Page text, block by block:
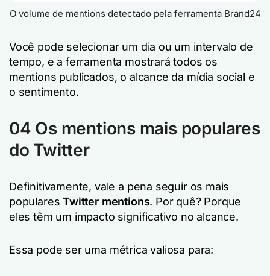
O volume de mentions detectado pela ferramenta Brand24
Você pode selecionar um dia ou um intervalo de
tempo, e a ferramenta mostrará todos os
mentions publicados, o alcance da mídia social e
o sentimento.
04 Os mentions mais populares
do Twitter
Definitivamente, vale a pena seguir os mais
popularesTwitter mentions. Por quê? Porque
eles têm um impacto significativo no alcance.
Essa pode ser uma métrica valiosa para: